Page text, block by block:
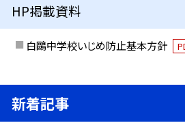
HP掲載資料
白鷗中学校いじめ防止基本方針
新着記事